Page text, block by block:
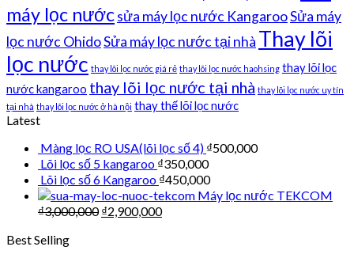
máy lọc nướcsửa máy lọc nước KangarooSửa máy
lọc nước OhidoSửa máy lọc nước tại nhà Thay lõi
lọc nước thay lõi lọc nước giá rẻ thay lõi lọc nước haohsing thay lõi lọc
nước kangaroo thay lõi lọc nước tại nhà thay lõi lọc nước uy tín
tại nhà thay lõi lọc nước ở hà nội thay thế lõi lọc nước
Latest
Màng lọc RO USA(lõi lọc số 4) ₫500,000
Lõi lọc số 5 kangaroo ₫350,000
Lõi lọc số 6 Kangaroo ₫450,000
Máy lọc nước TEKCOM
₫3,000,000 ₫2,900,000
Best Selling